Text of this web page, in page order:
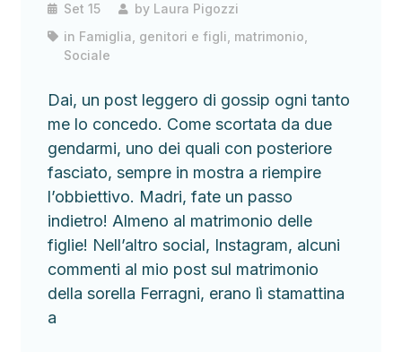
Set 15 by Laura Pigozzi
in Famiglia, genitori e figli matrimonio
Sociale
Dai, un post leggero di gossip ogni tanto
me lo concedo. Come scortata da due
gendarmi, uno dei quali con posteriore
fasciato, sempre in mostra a riempire
l’obbiettivo. Madri, fate un passo
indietro! Almeno al matrimonio delle
figlie! Nell’altro social, Instagram, alcuni
commenti al mio post sul matrimonio
della sorella Ferragni, erano lì stamattina
a